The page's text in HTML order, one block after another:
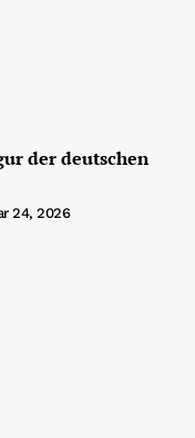
der deutschen
24, 2026